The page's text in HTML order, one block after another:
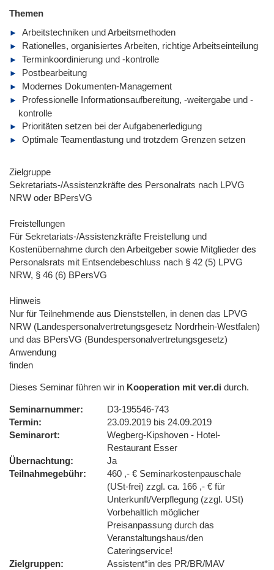
Themen
Arbeitstechniken und Arbeitsmethoden
Rationelles, organisiertes Arbeiten, richtige Arbeitseinteilung
Terminkoordinierung und -kontrolle
Postbearbeitung
Modernes Dokumenten-Management
Professionelle Informationsaufbereitung, -weitergabe und -
kontrolle
Prioritäten setzen bei der Aufgabenerledigung
Optimale Teamentlastung und trotzdem Grenzen setzen
Zielgruppe
Sekretariats-/Assistenzkräfte des Personalrats nach LPVG
NRW oder BPersVG
Freistellungen
Für Sekretariats-/Assistenzkräfte Freistellung und
Kostenübernahme durch den Arbeitgeber sowie Mitglieder des
Personalsrats mit Entsendebeschluss nach § 42 (5) LPVG
NRW, § 46 (6) BPersVG
Hinweis
Nur für Teilnehmende aus Dienststellen, in denen das LPVG
NRW (Landespersonalvertretungsgesetz Nordrhein-Westfalen)
und das BPersVG (Bundespersonalvertretungsgesetz)
Anwendung
finden
Dieses Seminar führen wir in Kooperation mit ver.di durch.
Seminarnummer
D3-195546-743
Termin
23.09.2019 bis 24.09.2019
Seminarort
Wegberg-Kipshoven - Hotel-
Restaurant Esser
Übernachtung
Ja
Teilnahmegebühr
460 ,- € Seminarkostenpauschale
(USt-frei) zzgl. ca. 166 ,- € für
Unterkunft/Verpflegung (zzgl. USt)
Vorbehaltlich möglicher
Preisanpassung durch das
Veranstaltungshaus/den
Cateringservice!
Zielgruppen
Assistent*in des PR/BR/MAV